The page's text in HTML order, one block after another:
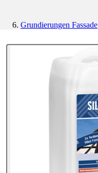
Grundierungen Fassade